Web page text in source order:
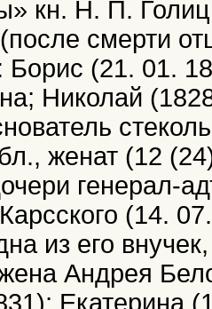
кн. Н. П.
смерти
Борис (21. 01.
Николай
женат (12
генерал-
(14.
из его
Андрея
Екатерина